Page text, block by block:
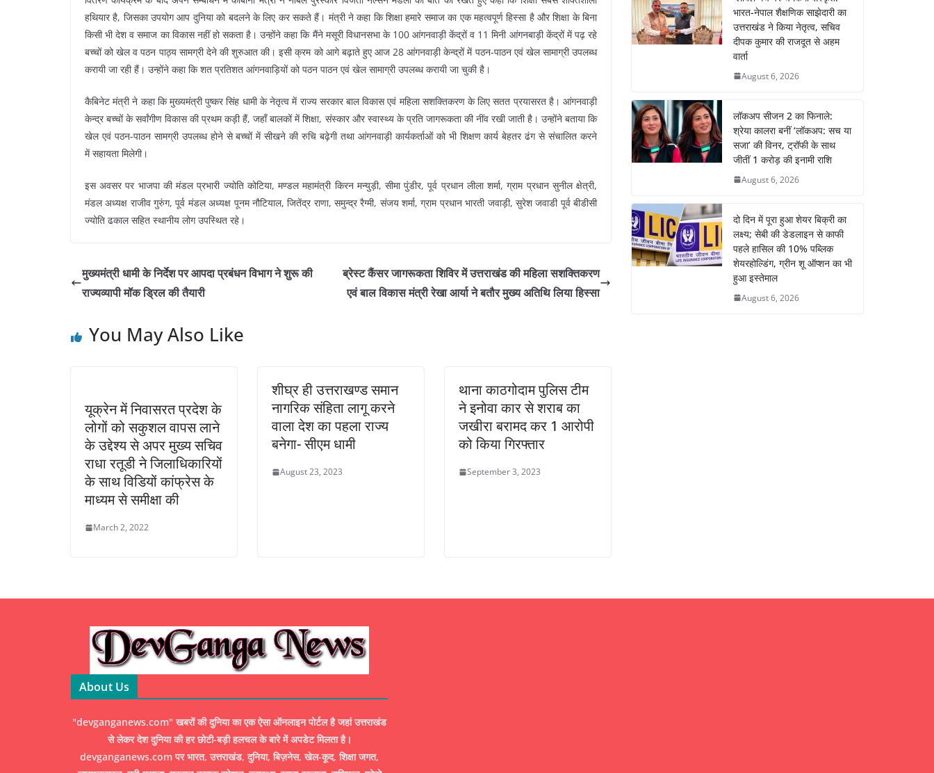
हथियार है, जिसका उपयोग आप दुनिया को बदलने के लिए कर सकते हैं। मंत्री ने कहा कि शिक्षा हमारे समाज का एक महत्वपूर्ण हिस्सा है और शिक्षा के बिना
किसी भी देश व समाज का विकास नहीं हो सकता है। उन्होंने कहा कि मैंने मसूरी विधानसभा के 100 आंगनवाड़ी केंद्रों व 11 मिनी आंगनबाड़ी केंद्रों में पढ़ रहे
बच्चों को खेल व पठन पाठ्य सामग्री देने की शुरुआत की। इसी क्रम को आगे बढ़ाते हुए आज 28 आंगनवाड़ी केन्द्रों में पठन-पाठन एवं खेल सामाग्री उपलब्ध
करायी जा रही हैं। उन्होंने कहा कि शत प्रतिशत आंगनवाड़ियों को पठन पाठन एवं खेल सामाग्री उपलब्ध करायी जा चुकी है।
कैबिनेट मंत्री ने कहा कि मुख्यमंत्री पुष्कर सिंह धामी के नेतृत्व में राज्य सरकार बाल विकास एवं महिला सशक्तिकरण के लिए सतत प्रयासरत है। आंगनवाड़ी
केन्द्र बच्चों के सर्वांगीण विकास की प्रथम कड़ी हैं, जहाँ बालकों में शिक्षा, संस्कार और स्वास्थ्य के प्रति जागरूकता की नींव रखी जाती है। उन्होंने बताया कि
खेल एवं पठन-पाठन सामग्री उपलब्ध होने से बच्चों में सीखने की रुचि बढ़ेगी तथा आंगनवाड़ी कार्यकर्ताओं को भी शिक्षण कार्य बेहतर ढंग से संचालित करने
में सहायता मिलेगी।
इस अवसर पर भाजपा की मंडल प्रभारी ज्योति कोटिया, मण्डल महामंत्री किरन मन्युड़ी, सीमा पुंडीर, पूर्व प्रधान लीला शर्मा, ग्राम प्रधान सुनील क्षेत्री,
मंडल अध्यक्ष राजीव गुरुंग, पूर्व मंडल अध्यक्ष पूनम नौटियाल, जितेंद्र राणा, समुन्द्र रैग्मी, संजय शर्मा, ग्राम प्रधान भारती जवाड़ी, सुरेश जवाडी पूर्व बीडीसी
ज्योति ढकाल सहित स्थानीय लोग उपस्थित रहे।
मुख्यमंत्री धामी के निर्देश पर आपदा प्रबंधन विभाग ने शुरू की
राज्यव्यापी मॉक ड्रिल की तैयारी
ब्रेस्ट कैंसर जागरूकता शिविर में उत्तराखंड की महिला सशक्तिकरण
एवं बाल विकास मंत्री रेखा आर्या ने बतौर मुख्य अतिथि लिया हिस्सा
You May Also Like
यूक्रेन में निवासरत प्रदेश के
लोगों को सकुशल वापस लाने
के उद्देश्य से अपर मुख्य सचिव
राधा रतूडी ने जिलाधिकारियों
के साथ विडियों कांफ्रेस के
माध्यम से समीक्षा की
March 2, 2022
शीघ्र ही उत्तराखण्ड समान
नागरिक संहिता लागू करने
वाला देश का पहला राज्य
बनेगा- सीएम धामी
August 23, 2023
थाना काठगोदाम पुलिस टीम
ने इनोवा कार से शराब का
जखीरा बरामद कर 1 आरोपी
को किया गिरफ्तार
September 3, 2023
भारत-नेपाल शैक्षणिक साझेदारी का
उत्तराखंड ने किया नेतृत्व, सचिव
दीपक कुमार की राजदूत से अहम
वार्ता
August 6, 2026
लॉकअप सीजन 2 का फिनाले:
श्रेया कालरा बनीं ‘लॉकअप: सच या
सजा’ की विनर, ट्रॉफी के साथ
जीतीं 1 करोड़ की इनामी राशि
August 6, 2026
दो दिन में पूरा हुआ शेयर बिक्री का
लक्ष्य; सेबी की डेडलाइन से काफी
पहले हासिल की 10% पब्लिक
शेयरहोल्डिंग, ग्रीन शू ऑप्शन का भी
हुआ इस्तेमाल
August 6, 2026
About Us
"devganganews.com" खबरों की दुनिया का एक ऐसा ऑनलाइन पोर्टल है जहां उत्तराखंड
से लेकर देश दुनिया की हर छोटी-बड़ी हलचल के बारे में अपडेट मिलता है।
devganganews.com पर भारत, उत्तराखंड, दुनिया, बिज़नेस, खेल-कूद, शिक्षा जगत,